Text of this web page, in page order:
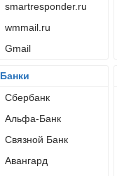
smartresponder.ru
wmmail.ru
Gmail
Банки
Сбербанк
Альфа-Банк
Связной Банк
Авангард